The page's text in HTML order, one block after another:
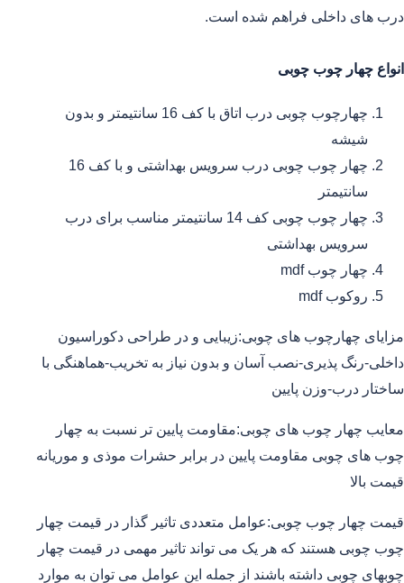
درب های داخلی فراهم شده است.
انواع چهار چوب چوبی
چهارچوب چوبی درب اتاق با کف 16 سانتیمتر و بدون
شیشه
چهار چوب چوبی درب سرویس بهداشتی و با کف 16
سانتیمتر
چهار چوب چوبی کف 14 سانتیمتر مناسب برای درب
سرویس بهداشتی
چهار چوب mdf
روکوب mdf
مزایای چهارچوب های چوبی:زیبایی و در طراحی دکوراسیون
داخلی-رنگ پذیری-نصب آسان و بدون نیاز به تخریب-هماهنگی با
ساختار درب-وزن پایین
معایب چهار چوب های چوبی:مقاومت پایین تر نسبت به چهار
چوب های چوبی مقاومت پایین در برابر حشرات موذی و موریانه
قیمت بالا
قیمت چهار چوب چوبی:عوامل متعددی تاثیر گذار در قیمت چهار
چوب چوبی هستند که هر یک می تواند تاثیر مهمی در قیمت چهار
چوبهای چوبی داشته باشند از جمله این عوامل می توان به موارد